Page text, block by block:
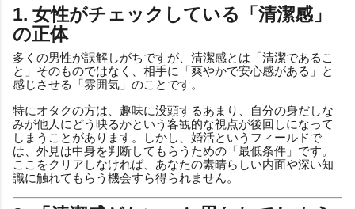
1. 女性がチェックしている「清潔感」
の正体
多くの男性が誤解しがちですが、清潔感とは「清潔であるこ
と」そのものではなく、相手に「爽やかで安心感がある」と
感じさせる「雰囲気」のことです。
特にオタクの方は、趣味に没頭するあまり、自分の身だしな
みが他人にどう映るかという客観的な視点が後回しになって
しまうことがあります。しかし、婚活というフィールドで
は、外見は中身を判断してもらうための「最低条件」です。
ここをクリアしなければ、あなたの素晴らしい内面や深い知
識に触れてもらう機会すら得られません。